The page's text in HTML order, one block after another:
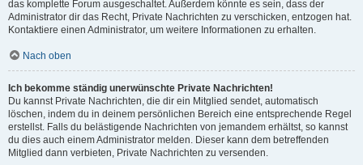
das komplette Forum ausgeschaltet. Außerdem könnte es sein, dass der
Administrator dir das Recht, Private Nachrichten zu verschicken, entzogen hat.
Kontaktiere einen Administrator, um weitere Informationen zu erhalten.
Nach oben
Ich bekomme ständig unerwünschte Private Nachrichten!
Du kannst Private Nachrichten, die dir ein Mitglied sendet, automatisch
löschen, indem du in deinem persönlichen Bereich eine entsprechende Regel
erstellst. Falls du belästigende Nachrichten von jemandem erhältst, so kannst
du dies auch einem Administrator melden. Dieser kann dem betreffenden
Mitglied dann verbieten, Private Nachrichten zu versenden.